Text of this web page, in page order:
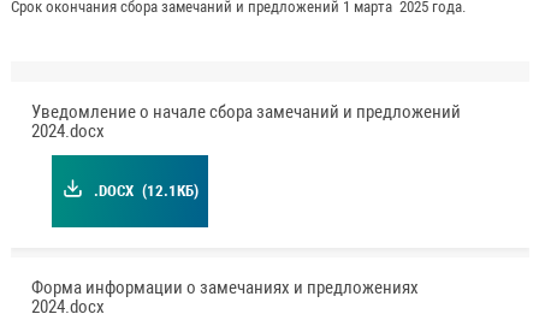
Срок окончания сбора замечаний и предложений 1 марта 2025 года.
Уведомление о начале сбора замечаний и предложений
2024.docx
.DOCX (12.1КБ)
Форма информации о замечаниях и предложениях
2024.docx